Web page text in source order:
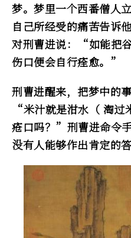
梦。梦里一个西番僧人
自己所经受的痛苦告诉
对刑曹进说：“如能把
伤口便会自行痊愈。”
刑曹进醒来，把梦中的
“米汁就是泔水（ 淘过
疮口吗？”刑曹进命令
没有人能够作出肯定的答